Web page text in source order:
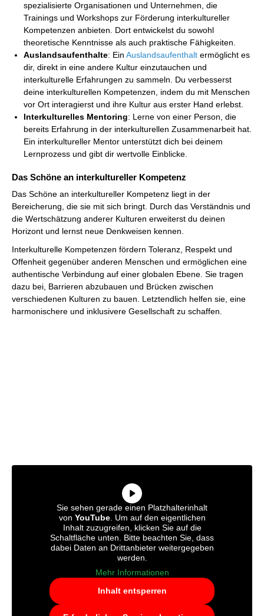
spezialisierte Organisationen und Unternehmen, die
Trainings und Workshops zur Förderung interkultureller
Kompetenzen anbieten. Dort entwickelst du sowohl
theoretische Kenntnisse als auch praktische Fähigkeiten.
Auslandsaufenthalte: Ein Auslandsaufenthalt ermöglicht es
dir, direkt in eine andere Kultur einzutauchen und
interkulturelle Erfahrungen zu sammeln. Du verbesserst
deine interkulturellen Kompetenzen, indem du mit Menschen
vor Ort interagierst und ihre Kultur aus erster Hand erlebst.
Interkulturelles Mentoring: Lerne von einer Person, die
bereits Erfahrung in der interkulturellen Zusammenarbeit hat.
Ein interkultureller Mentor unterstützt dich bei deinem
Lernprozess und gibt dir wertvolle Einblicke.
Das Schöne an interkultureller Kompetenz
Das Schöne an interkultureller Kompetenz liegt in der
Bereicherung, die sie mit sich bringt. Durch das Verständnis und
die Wertschätzung anderer Kulturen erweiterst du deinen
Horizont und lernst neue Denkweisen kennen.
Interkulturelle Kompetenzen fördern Toleranz, Respekt und
Offenheit gegenüber anderen Menschen und ermöglichen eine
authentische Verbindung auf einer globalen Ebene. Sie tragen
dazu bei, Barrieren abzubauen und Brücken zwischen
verschiedenen Kulturen zu bauen. Letztendlich helfen sie, eine
harmonischere und inklusivere Gesellschaft zu schaffen.
Sie sehen gerade einen Platzhalterinhalt
von YouTube. Um auf den eigentlichen
Inhalt zuzugreifen, klicken Sie auf die
Schaltfläche unten. Bitte beachten Sie, dass
dabei Daten an Drittanbieter weitergegeben
werden.
Mehr Informationen
Inhalt entsperren